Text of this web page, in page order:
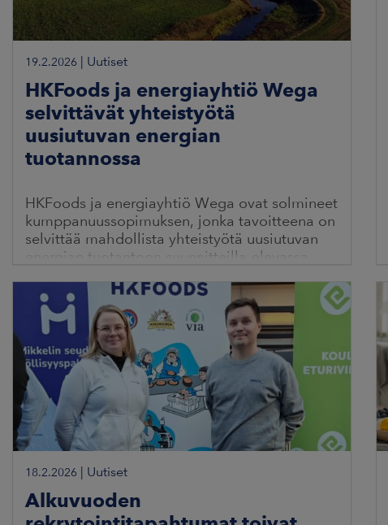
19.2.2026 | Uutiset
HKFoods ja energiayhtiö Wega
selvittävät yhteistyötä
uusiutuvan energian
tuotannossa
HKFoods ja energiayhtiö Wega ovat solmineet
kumppanuussopimuksen, jonka tavoitteena on
selvittää mahdollista yhteistyötä uusiutuvan
energian tuotantoon suunnitteilla olevassa
18.2.2026 | Uutiset
Alkuvuoden